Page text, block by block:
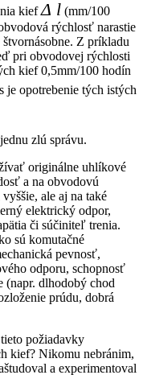
kiefΔ l (mm/100
rýchlosť narastie
Z príkladu
pri obvodovej rýchlosti
kief 0,5mm/100 hodín
je opotrebenie tých istých
zlú správu.
originálne uhlíkové
a na obvodovú
ale aj na také
elektrický odpor,
či súčiniteľ trenia.
sú komutačné
pevnosť,
odporu, schopnosť
(napr. dlhodobý chod
prúdu, dobrá
požiadavky
kief? Nikomu nebránim,
a experimentoval